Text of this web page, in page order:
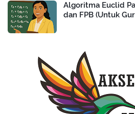
Algoritma Euclid
dan FPB (Untuk